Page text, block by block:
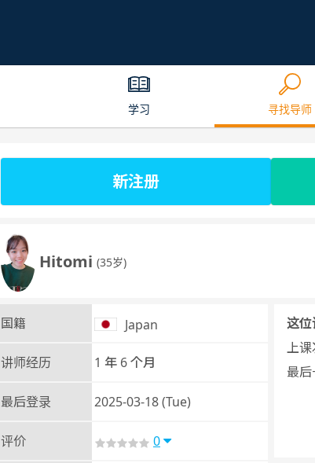
学习 寻找导师
新注册
Hitomi (35岁)
国籍 Japan
讲师经历 1 年 6 个月
最后登录 2025-03-18 (Tue)
评价 0
这
上课
最